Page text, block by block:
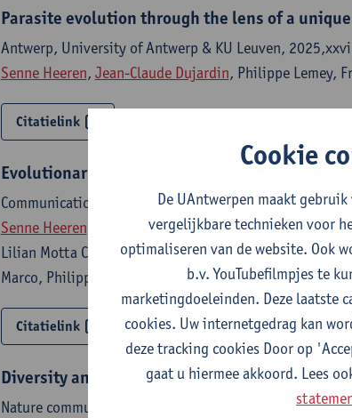
Parasite evolution through the lens of a
Antwerp, University of Antwerp & KU Leuven,
Senne Heeren, Jean-Claude Dujardin, Philippe Lemey,
Citatielink
Evolutionary genomics of Leishmania
Communications Biology - ISSN 2399-3642-7:1 (2024)
Senne Heeren , Mandy Sanders, Jeffrey Jon Shaw,
Lilian Motta Cantanhede, Khaled Chourabi, Ilse Maes,
Marco, Philippe Lemey, James A. Cotton,Jean-Claude
Citatielink
Diversity and dissemination of viruses in
Nature communications - ISSN 2041-1723-14:1 (2023)
Cookie
De UAntwerpen maakt
vergelijkbare technieken voor
optimaliseren van de website. Ook
b.v. YouTubefilmpjes te
marketingdoeleinden. Deze laatste
cookies. Uw internetgedrag kan
deze tracking cookies Door op
gaat u hiermee akkoord. Lees